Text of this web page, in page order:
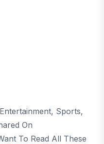
Sports,
On
To Read All These